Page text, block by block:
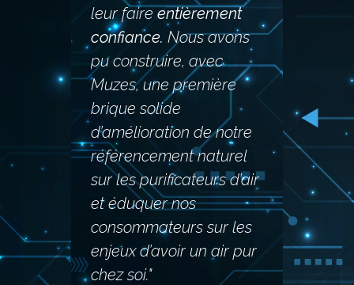
leur faireentièrement
confiance. Nous avons
pu construire, avec
Muzes, une première
brique solide
d’amélioration de notre
référencement naturel
sur les purificateurs d’air
et éduquer nos
consommateurs sur les
enjeux d’avoir un air pur
chez soi."